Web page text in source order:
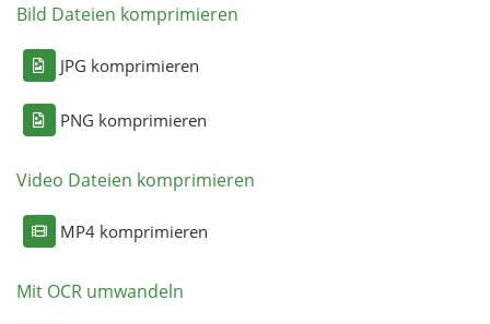
Bild Dateien komprimieren
JPG komprimieren
PNG komprimieren
Video Dateien komprimieren
MP4 komprimieren
Mit OCR umwandeln